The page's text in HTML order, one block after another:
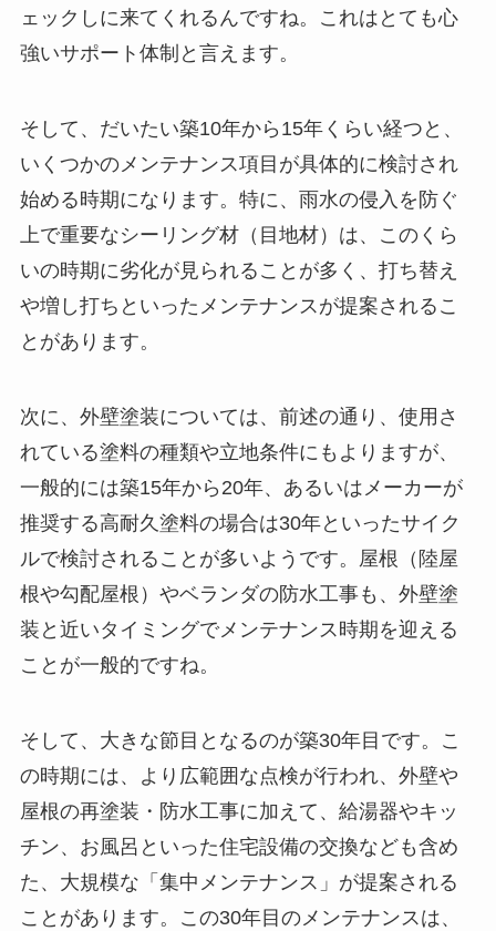
ェックしに来てくれるんですね。これはとても心
強いサポート体制と言えます。
そして、だいたい築10年から15年くらい経つと、
いくつかのメンテナンス項目が具体的に検討され
始める時期になります。特に、雨水の侵入を防ぐ
上で重要なシーリング材（目地材）は、このくら
いの時期に劣化が見られることが多く、打ち替え
や増し打ちといったメンテナンスが提案されるこ
とがあります。
次に、外壁塗装については、前述の通り、使用さ
れている塗料の種類や立地条件にもよりますが、
一般的には築15年から20年、あるいはメーカーが
推奨する高耐久塗料の場合は30年といったサイク
ルで検討されることが多いようです。屋根（陸屋
根や勾配屋根）やベランダの防水工事も、外壁塗
装と近いタイミングでメンテナンス時期を迎える
ことが一般的ですね。
そして、大きな節目となるのが築30年目です。こ
の時期には、より広範囲な点検が行われ、外壁や
屋根の再塗装・防水工事に加えて、給湯器やキッ
チン、お風呂といった住宅設備の交換なども含め
た、大規模な「集中メンテナンス」が提案される
ことがあります。この30年目のメンテナンスは、